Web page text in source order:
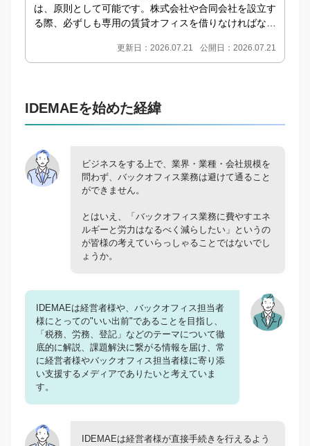
は、原則として可能です。株式会社や合同会社を設立す
る際、必ずしも専用の賃貸オフィスを借りなければなら
更新日：2026.07.21 公開日：2026.07.21
IDEMAEを始めた経緯
ビジネスをする上で、業界・業種・会社規模を
問わず、バックオフィス業務は避けて通ること
ができません。
とはいえ、「バックオフィス業務に費やすエネ
ルギーと労力はなるべく減らしたい」というの
が皆様の考えていらっしゃることではないでし
ょうか。
IDEMAEは経営者様や、バックオフィス担当者
様にとっての"いい出前"であることを目指し、
「税務、労務、登記」などのテーマについて徹
底的に解説、課題解決に繋がる情報を届け、常
に経営者様やバックオフィス担当者様に寄り添
い支援するメディアでありたいと考えていま
す。
IDEMAEは経営者様が直接手続きを行えるよう